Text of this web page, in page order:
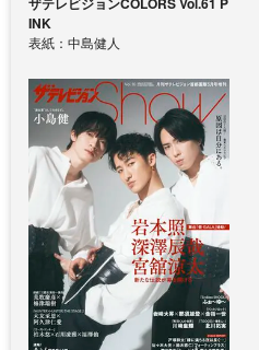
INK
表紙：中島健人